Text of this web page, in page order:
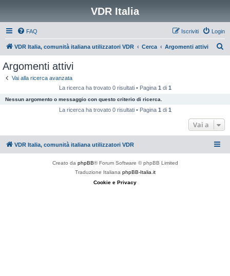
VDR Italia
FAQ Login
Iscriviti
VDR Italia, comunità italiana utilizzatori VDR Cerca Argomenti attivi
Argomenti attivi
Vai alla ricerca avanzata
La ricerca ha trovato 0 risultati • Pagina 1 di 1
Nessun argomento o messaggio con questo criterio di ricerca.
La ricerca ha trovato 0 risultati • Pagina 1 di 1
Vai a
VDR Italia, comunità italiana utilizzatori VDR
Creato da phpBB® Forum Software © phpBB Limited
Traduzione Italiana phpBB-Italia.it
Cookie e Privacy